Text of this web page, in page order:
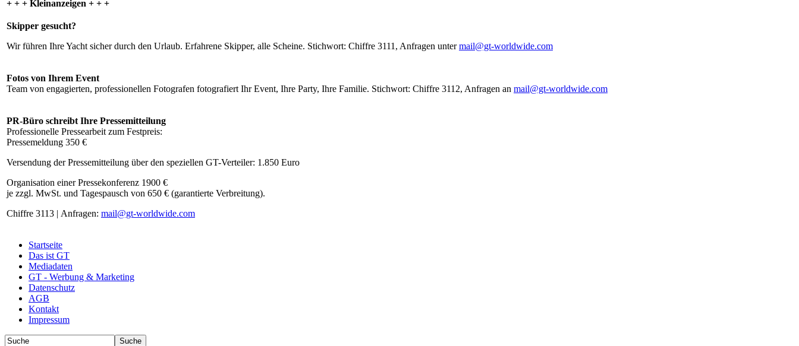
+ + + Kleinanzeigen + + +
Skipper gesucht?
Wir führen Ihre Yacht sicher durch den Urlaub. Erfahrene Skipper, alle Scheine. Stichwort: Chiffre 3111, Anfragen untermail@gt-worldwide.com
Fotos von Ihrem Event
Team von engagierten, professionellen Fotografen fotografiert Ihr Event, Ihre Party, Ihre Familie. Stichwort: Chiffre 3112, Anfragen an mail@gt-worldwide.com
PR-Büro schreibt Ihre Pressemitteilung
Professionelle Pressearbeit zum Festpreis:
Pressemeldung 350 €
Versendung der Pressemitteilung über den speziellen GT-Verteiler: 1.850 Euro
Organisation einer Pressekonferenz 1900 €
je zzgl. MwSt. und Tagespausch von 650 € (garantierte Verbreitung).
Chiffre 3113 | Anfragen: mail@gt-worldwide.com
Startseite
Das ist GT
Mediadaten
GT - Werbung & Marketing
Datenschutz
AGB
Kontakt
Impressum